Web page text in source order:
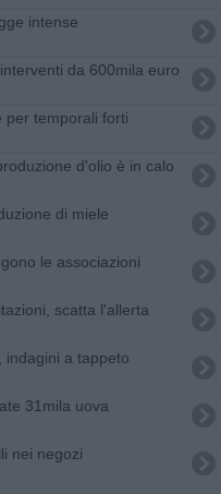
intense
da 600mila euro
per temporali forti
d'olio è in calo
di miele
le associazioni
scatta l'allerta
indagini a tappeto
31mila uova
nei negozi